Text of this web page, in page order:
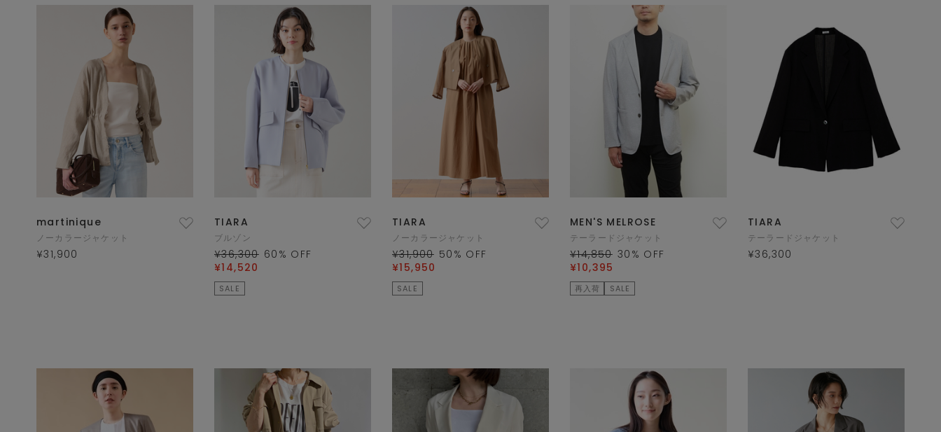
martinique
ノーカラージャケット
¥31,900
TIARA
ブルゾン
¥36,300 60 % OFF
¥14,520
SALE
TIARA
ノーカラージャケット
¥31,900 50 % OFF
¥15,950
SALE
MEN'S MELROSE
テーラードジャケット
¥14,850 30 % OFF
¥10,395
再入荷 SALE
TIARA
テーラードジャケット
¥36,300